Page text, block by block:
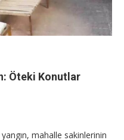
Öteki Konutlar
mahalle sakinlerinin